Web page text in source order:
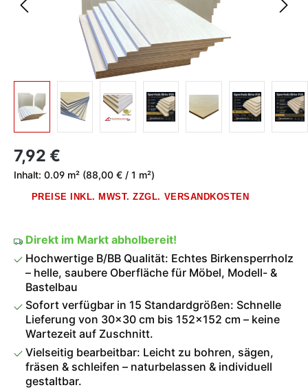
Regulärer Preis:
7,92 €
Inhalt: 0.09 m² (88,00 € / 1 m²)
PREISE INKL. MWST. ZZGL. VERSANDKOSTEN
Direkt im Markt abholbereit!
Hochwertige B/BB Qualität: Echtes Birkensperrholz
– helle, saubere Oberfläche für Möbel, Modell- &
Bastelbau
Sofort verfügbar in 15 Standardgrößen: Schnelle
Lieferung von 30×30 cm bis 152×152 cm – keine
Wartezeit auf Zuschnitt.
Vielseitig bearbeitbar: Leicht zu bohren, sägen,
fräsen & schleifen – naturbelassen & individuell
gestaltbar.